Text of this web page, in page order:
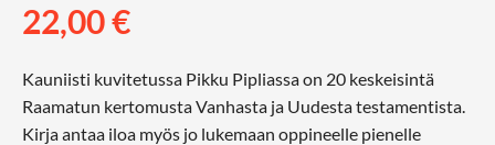
22,00€
Kauniisti kuvitetussa Pikku Pipliassa on 20 keskeisintä
Raamatun kertomusta Vanhasta ja Uudesta testamentista.
Kirja antaa iloa myös jo lukemaan oppineelle pienelle